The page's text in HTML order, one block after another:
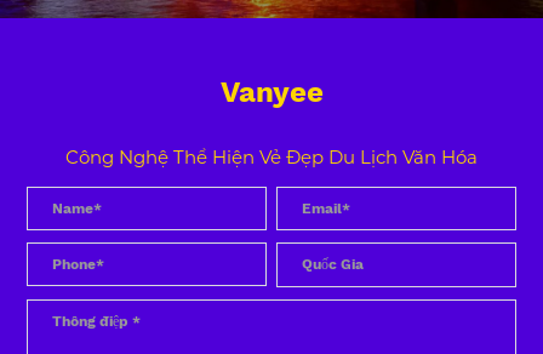
Vanyee
Công Nghệ Thể Hiện Vẻ Đẹp Du Lịch Văn Hóa